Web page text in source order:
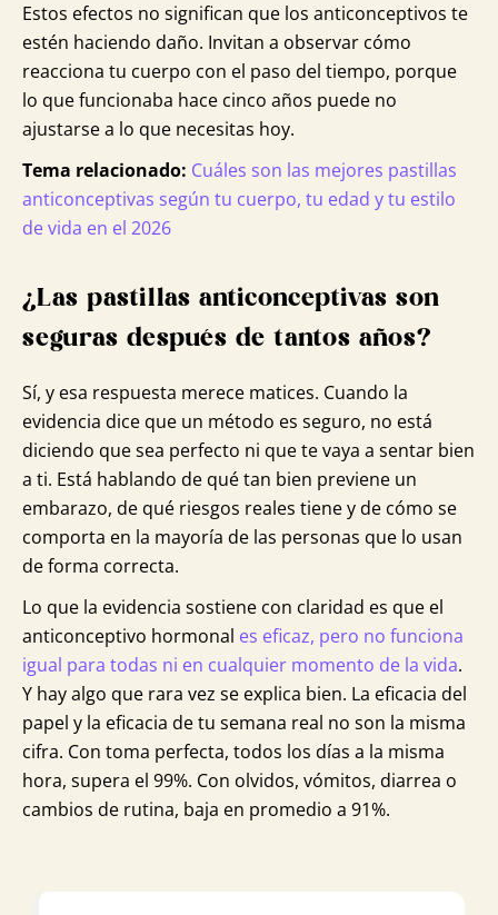
Estos efectos no significan que los anticonceptivos te
estén haciendo daño. Invitan a observar cómo
reacciona tu cuerpo con el paso del tiempo, porque
lo que funcionaba hace cinco años puede no
ajustarse a lo que necesitas hoy.
Tema relacionado: Cuáles son las mejores pastillas
anticonceptivas según tu cuerpo, tu edad y tu estilo
de vida en el 2026
¿Las pastillas anticonceptivas son
seguras después de tantos años?
Sí, y esa respuesta merece matices. Cuando la
evidencia dice que un método es seguro, no está
diciendo que sea perfecto ni que te vaya a sentar bien
a ti. Está hablando de qué tan bien previene un
embarazo, de qué riesgos reales tiene y de cómo se
comporta en la mayoría de las personas que lo usan
de forma correcta.
Lo que la evidencia sostiene con claridad es que el
anticonceptivo hormonal es eficaz, pero no funciona
igual para todas ni en cualquier momento de la vida.
Y hay algo que rara vez se explica bien. La eficacia del
papel y la eficacia de tu semana real no son la misma
cifra. Con toma perfecta, todos los días a la misma
hora, supera el 99%. Con olvidos, vómitos, diarrea o
cambios de rutina, baja en promedio a 91%.